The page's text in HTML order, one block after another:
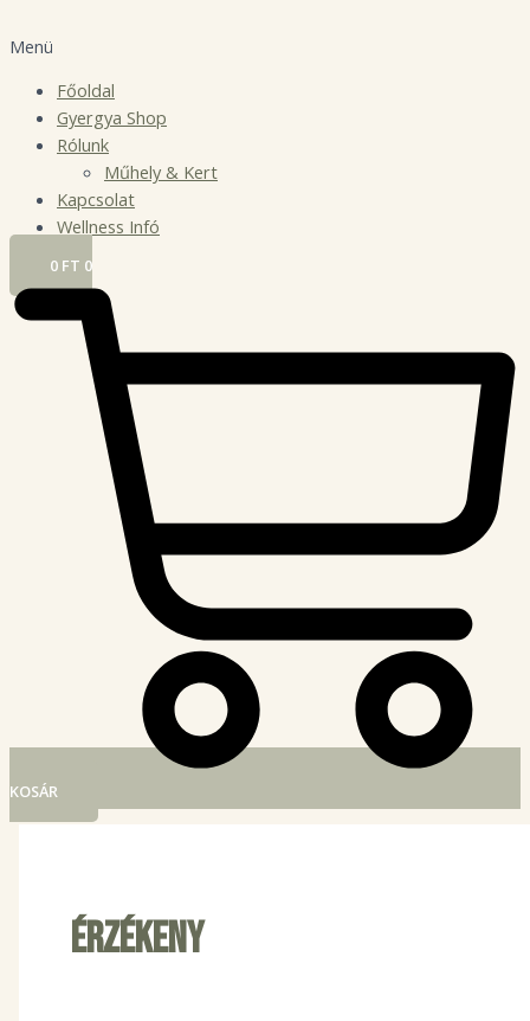
Menü
Főoldal
Gyergya Shop
Rólunk
Műhely & Kert
Kapcsolat
Wellness Infó
0 FT 0
KOSÁR
Érzékeny